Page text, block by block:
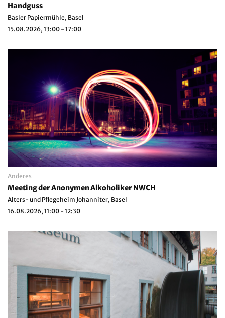
Handguss
Basler Papiermühle, Basel
15.08.2026, 13:00 - 17:00
Anderes
Meeting der Anonymen Alkoholiker NWCH
Alters- und Pflegeheim Johanniter, Basel
16.08.2026, 11:00 - 12:30